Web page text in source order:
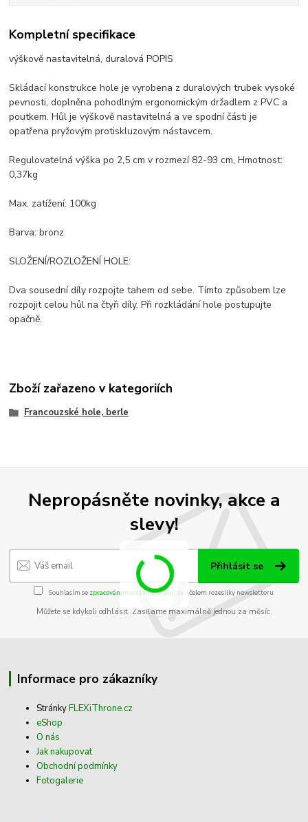
Kompletní specifikace
výškově nastavitelná, duralová POPIS
Skládací konstrukce hole je vyrobena z duralových trubek vysoké
pevnosti, doplněna pohodlným ergonomickým držadlem z PVC a
poutkem. Hůl je výškově nastavitelná a ve spodní části je
opatřena pryžovým protiskluzovým nástavcem.
Regulovatelná výška po 2,5 cm v rozmezí 82-93 cm, Hmotnost:
0,37kg
Max. zatížení: 100kg
Barva: bronz
SLOŽENÍ/ROZLOŽENÍ HOLE:
Dva sousední díly rozpojte tahem od sebe. Tímto způsobem lze
rozpojit celou hůl na čtyři díly. Při rozkládání hole postupujte
opačně.
Zboží zařazeno v kategoriích
Francouzské hole, berle
Nepropásněte novinky, akce a
slevy!
Přihlásit se
Souhlasím se zpracováním osobních údajůza účelem rozesílky newsletteru.
Můžete se kdykoli odhlásit. Zasíláme maximálně jednou za měsíc.
Informace pro zákazníky
StránkyFLEXiThrone.cz
eShop
O nás
Jak nakupovat
Obchodní podmínky
Fotogalerie